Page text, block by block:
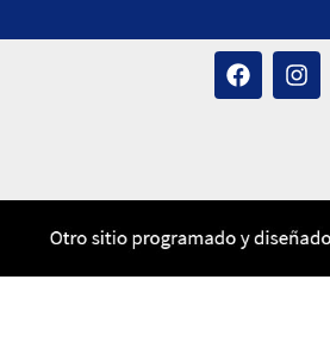
F
a
o
k
I
n
r
a
m